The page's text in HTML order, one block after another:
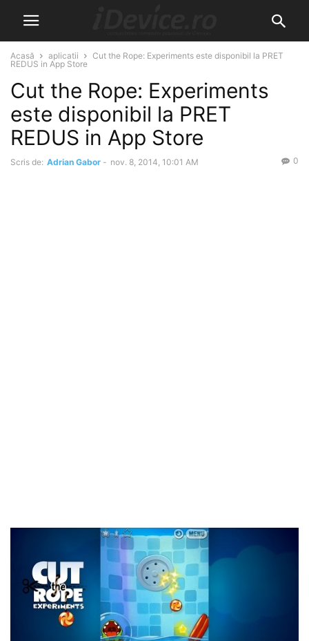
Acasă aplicatii
Cut the Rope: Experiments este disponibil la PRET
REDUS in App Store
Cut the Rope: Experiments
este disponibil la PRET
REDUS in App Store
Scris de: Adrian Gabor - nov. 8, 2014, 10:01 AM 0